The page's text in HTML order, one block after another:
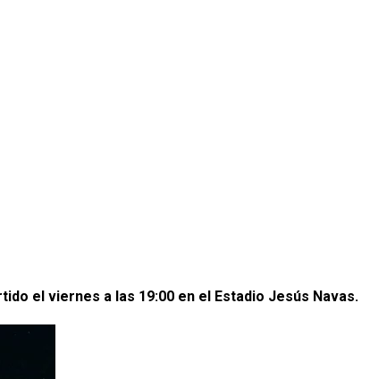
el viernes a las 19:00 en el Estadio Jesús Navas.